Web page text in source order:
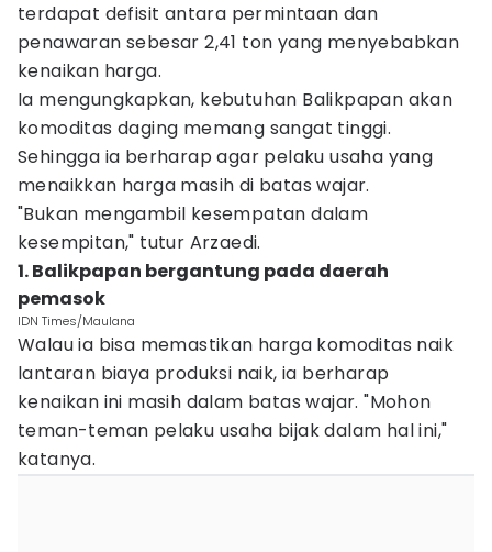
terdapat defisit antara permintaan dan
penawaran sebesar 2,41 ton yang menyebabkan
kenaikan harga.
Ia mengungkapkan, kebutuhan Balikpapan akan
komoditas daging memang sangat tinggi.
Sehingga ia berharap agar pelaku usaha yang
menaikkan harga masih di batas wajar.
"Bukan mengambil kesempatan dalam
kesempitan," tutur Arzaedi.
1. Balikpapan bergantung pada daerah
pemasok
IDN Times/Maulana
Walau ia bisa memastikan harga komoditas naik
lantaran biaya produksi naik, ia berharap
kenaikan ini masih dalam batas wajar. "Mohon
teman-teman pelaku usaha bijak dalam hal ini,"
katanya.